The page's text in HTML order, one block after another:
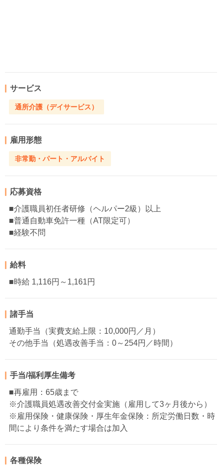
サービス
通所介護（デイサービス）
雇用形態
非常勤・パート・アルバイト
応募資格
■介護職員初任者研修（ヘルパー2級）以上
■普通自動車免許一種（AT限定可）
■経験不問
給料
■時給 1,116円～1,161円
諸手当
通勤手当（実費支給上限：10,000円／月）
その他手当（処遇改善手当：0～254円／時間）
手当/福利厚生備考
■再雇用：65歳まで
※介護職員処遇改善交付金実施（雇用して3ヶ月後から）
※雇用保険・健康保険・厚生年金保険：所定労働日数・時
間により条件を満たす場合は加入
各種保険